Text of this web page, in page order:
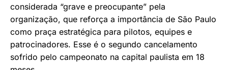
considerada “grave e preocupante” pela
organização, que reforça a importância de São Paulo
como praça estratégica para pilotos, equipes e
patrocinadores. Esse é o segundo cancelamento
sofrido pelo campeonato na capital paulista em 18